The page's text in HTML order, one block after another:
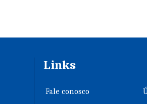
Links
Fale conosco